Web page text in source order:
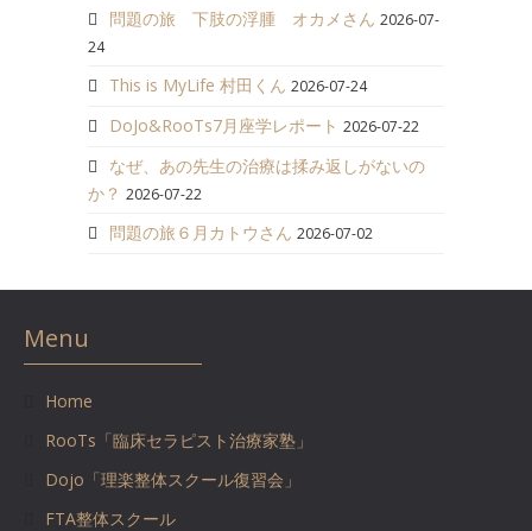
問題の旅 下肢の浮腫 オカメさん 2026-07-
24
This is MyLife 村田くん 2026-07-24
DoJo&RooTs7月座学レポート 2026-07-22
なぜ、あの先生の治療は揉み返しがないの
か？ 2026-07-22
問題の旅６月カトウさん 2026-07-02
Menu
Home
RooTs「臨床セラピスト治療家塾」
Dojo「理楽整体スクール復習会」
FTA整体スクール